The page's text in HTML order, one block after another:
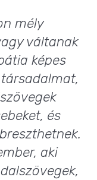
mély
váltanak
képes
és
aki